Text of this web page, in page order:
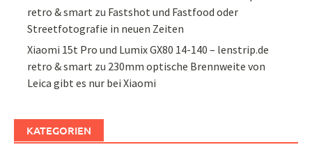
retro & smart zu Fastshot und Fastfood oder
Streetfotografie in neuen Zeiten
Xiaomi 15t Pro und Lumix GX80 14-140 – lenstrip.de
retro & smart zu 230mm optische Brennweite von
Leica gibt es nur bei Xiaomi
KATEGORIEN